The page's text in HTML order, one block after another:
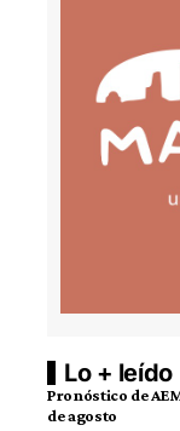
Lo + leído
Pronóstico de
de agosto